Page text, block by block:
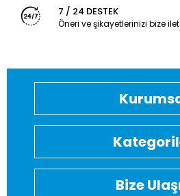
7 / 24 DESTEK
Öneri ve şikayetlerinizi bize
Bize